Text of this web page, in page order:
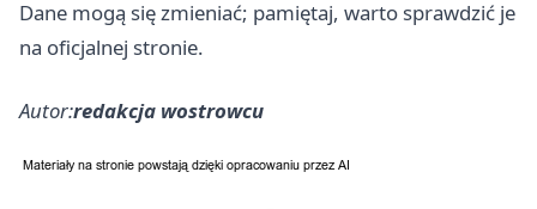
Dane mogą się zmieniać; pamiętaj, warto sprawdzić je
na oficjalnej stronie.
Autor:redakcja wostrowcu